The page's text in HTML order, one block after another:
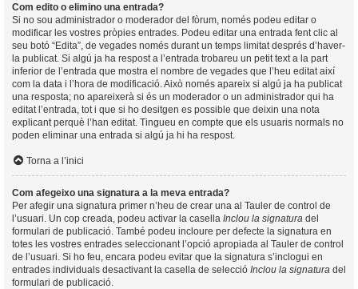
Com edito o elimino una entrada?
Si no sou administrador o moderador del fòrum, només podeu editar o
modificar les vostres pròpies entrades. Podeu editar una entrada fent clic al
seu botó “Edita”, de vegades només durant un temps limitat després d’haver-
la publicat. Si algú ja ha respost a l’entrada trobareu un petit text a la part
inferior de l’entrada que mostra el nombre de vegades que l’heu editat així
com la data i l’hora de modificació. Això només apareix si algú ja ha publicat
una resposta; no apareixerà si és un moderador o un administrador qui ha
editat l’entrada, tot i que si ho desitgen es possible que deixin una nota
explicant perquè l’han editat. Tingueu en compte que els usuaris normals no
poden eliminar una entrada si algú ja hi ha respost.
Torna a l’inici
Com afegeixo una signatura a la meva entrada?
Per afegir una signatura primer n’heu de crear una al Tauler de control de
l’usuari. Un cop creada, podeu activar la casella Inclou la signatura del
formulari de publicació. També podeu incloure per defecte la signatura en
totes les vostres entrades seleccionant l’opció apropiada al Tauler de control
de l’usuari. Si ho feu, encara podeu evitar que la signatura s’inclogui en
entrades individuals desactivant la casella de selecció Inclou la signatura del
formulari de publicació.